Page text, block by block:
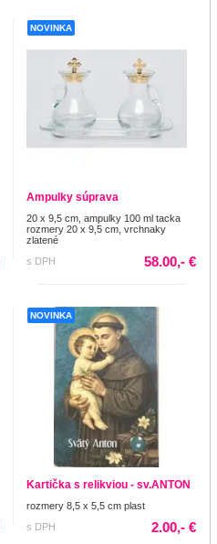
NOVINKA
Ampulky súprava
20 x 9,5 cm, ampulky 100 ml tacka
rozmery 20 x 9,5 cm, vrchnaky
zlatené
s DPH
58.00,- €
NOVINKA
Kartička s relikviou - sv.ANTON
rozmery 8,5 x 5,5 cm plast
s DPH
2.00,- €